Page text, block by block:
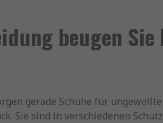
beugen Sie
gerade Schuhe für
Sie sind in verschiedenen